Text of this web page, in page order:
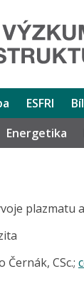
ESFRI
Energetika
plazmatu
CSc.;